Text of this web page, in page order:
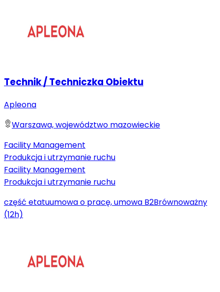
Technik / Techniczka Obiektu
Apleona
Warszawa, województwo mazowieckie
Facility Management
Produkcja i utrzymanie ruchu
Facility Management
Produkcja i utrzymanie ruchu
część etatuumowa o pracę, umowa B2Brównoważny
(12h)